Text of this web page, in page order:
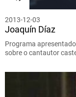
2013-12-03
Joaquín Díaz
Programa
sobre o cantautor